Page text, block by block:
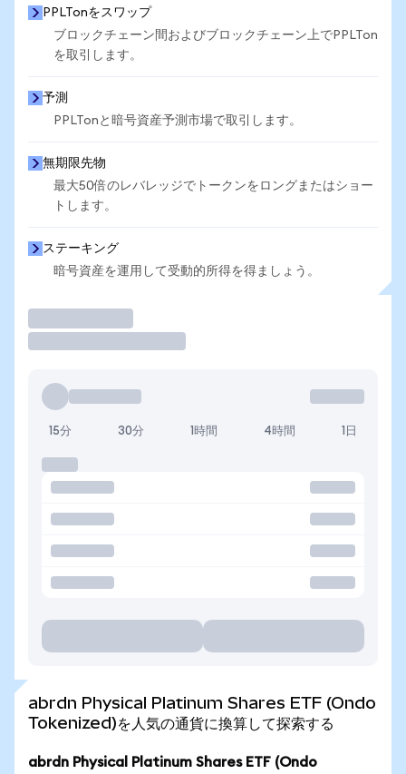
PPLTonをスワップ
ブロックチェーン間およびブロックチェーン上でPPLTon
を取引します。
予測
PPLTonと暗号資産予測市場で取引します。
無期限先物
最大50倍のレバレッジでトークンをロングまたはショー
トします。
ステーキング
暗号資産を運用して受動的所得を得ましょう。
15分 30分 1時間 4時間 1日
abrdn Physical Platinum Shares ETF (Ondo
Tokenized)を人気の通貨に換算して探索する
abrdn Physical Platinum Shares ETF (Ondo